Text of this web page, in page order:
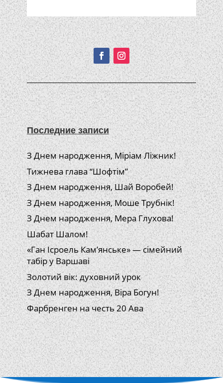
Подписывайтесь!
Последние записи
З Днем народження, Міріам Ліжник!
Тижнева глава “Шофтім”
З Днем народження, Шай Воробей!
З Днем народження, Моше Трубнік!
З Днем народження, Мера Глухова!
Шабат Шалом!
«Ган Ісроель Кам’янське» — сімейний
табір у Варшаві
Золотий вік: духовний урок
З Днем народження, Віра Богун!
Фарбренген на честь 20 Ава